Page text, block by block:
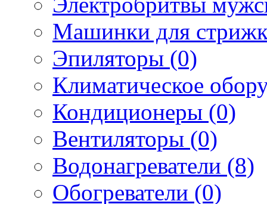
Машинки для
Эпиляторы (0)
Климатическое
Кондиционеры (0)
Вентиляторы (0)
Водонагреватели (8)
Обогреватели (0)